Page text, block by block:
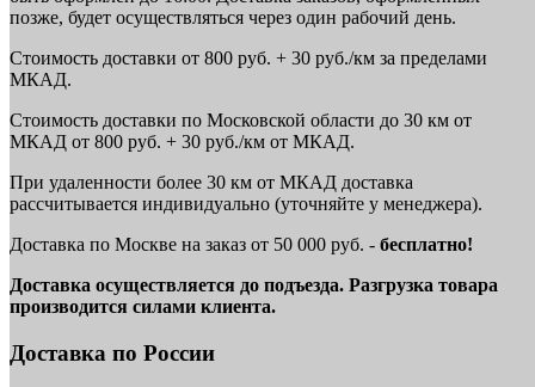
позже, будет осуществляться через один рабочий день.
Стоимость доставки от 800 руб. + 30 руб./км за пределами
МКАД.
Стоимость доставки по Московской области до 30 км от
МКАД от 800 руб. + 30 руб./км от МКАД.
При удаленности более 30 км от МКАД доставка
рассчитывается индивидуально (уточняйте у менеджера).
Доставка по Москве на заказ от 50 000 руб. - бесплатно!
Доставка осуществляется до подъезда. Разгрузка товара
производится силами клиента.
Доставка по России